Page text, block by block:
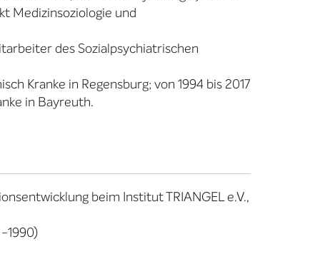
Medizinsoziologie und
des Sozialpsychiatrischen
Kranke in Regensburg; von 1994 bis 2017
in Bayreuth.
beim Institut TRIANGEL e.V.,
1990)